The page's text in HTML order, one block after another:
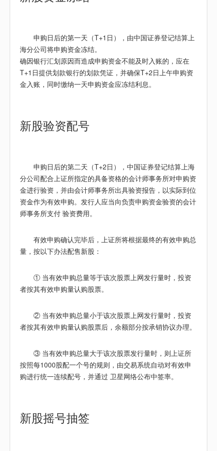
申购日后的第一天（T+1日），由中国证券登记结算上
海分公司将申购资金冻结。
确因银行汇划原因而造成申购资金不能及时入账的，应在
T+1日提供划款银行的划款凭证，并确保T+2日上午申购资
金入账，同时缴纳一天申购资金应冻结利息。
新股验资配号
申购日后的第二天（T+2日），中国证券登记结算上海
分公司配合上证所指定的具备资格的会计师事务所对申购资
金进行验资，并由会计师事务所出具验资报告，以实际到位
资金作为有效申购。发行人应当向负责申购资金验资的会计
师事务所支付 验资费用。
有效申购确认完毕后，上证所将根据最终的有效申购总
量，按以下办法配售新股：
① 当有效申购总量等于该次股票上网发行量时，投资
者按其有效申购量认购股票。
② 当有效申购总量小于该次股票上网发行量时，投资
者按其有效申购量认购股票后，余额部分按承销协议办理。
③ 当有效申购总量大于该次股票发行量时，则上证所
按照每1000股配一个号的规则，由交易系统自动对有效申
购进行统一连续配号，并通过 卫星网络公布中签率。
新股摇号抽签